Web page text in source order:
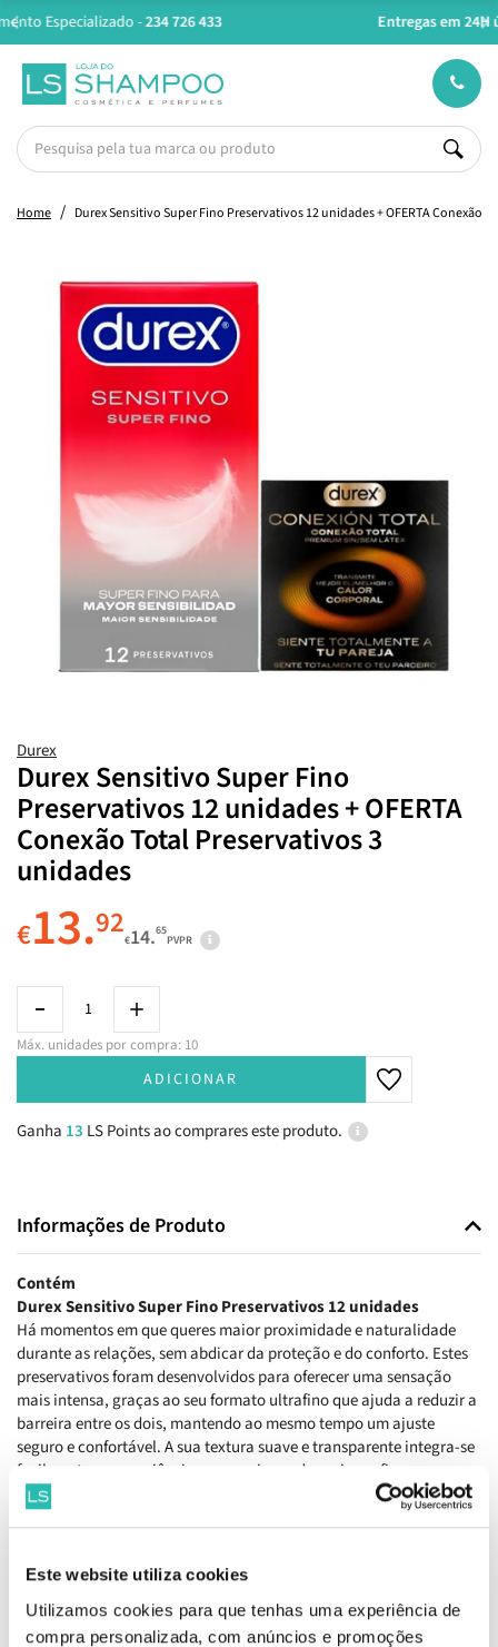
Este website utiliza cookies
Utilizamos cookies para que tenhas uma experiência de
compra personalizada, com anúncios e promoções
Entregas em 24H úteis. Oferta de portes a partir de €45*
Home Durex Sensitivo Super Fino Preservativos 12 unidades + OFERTA Conexão
Durex
Durex Sensitivo Super Fino
Preservativos 12 unidades + OFERTA
Conexão Total Preservativos 3
unidades
€13.92€14.65
PVPR
Máx. unidades por compra: 10
ADICIONAR
Ganha 13 LS Points ao comprares este produto.
Informações de Produto
Contém
Durex Sensitivo Super Fino Preservativos 12 unidades
Há momentos em que queres maior proximidade e naturalidade
durante as relações, sem abdicar da proteção e do conforto. Estes
preservativos foram desenvolvidos para oferecer uma sensação
mais intensa, graças ao seu formato ultrafino que ajuda a reduzir a
barreira entre os dois, mantendo ao mesmo tempo um ajuste
seguro e confortável. A sua textura suave e transparente integra-se
facilmente na experiência, proporcionando mais confiança e
liberdade para desfrutar do momento com maior leveza.
Durex Conexão Total Extra Lubrificado Preservativos 3
unidades
EAN: 8428076017746